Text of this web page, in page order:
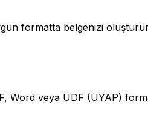
formatta belgenizi
Word veya UDF (UYAP)